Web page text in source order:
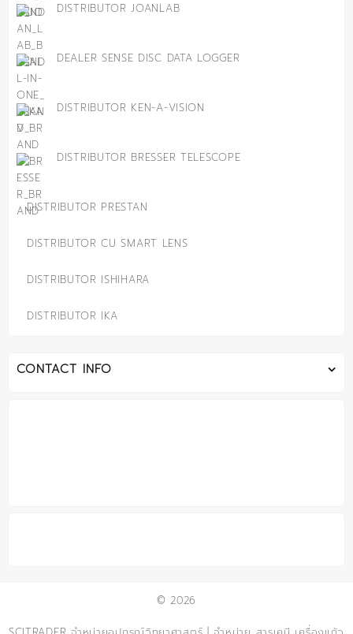
DISTRIBUTOR JOANLAB
DEALER SENSE DISC DATA LOGGER
DISTRIBUTOR KEN-A-VISION
DISTRIBUTOR BRESSER TELESCOPE
DISTRIBUTOR PRESTAN
DISTRIBUTOR CU SMART LENS
DISTRIBUTOR ISHIHARA
DISTRIBUTOR IKA
CONTACT INFO
© 2026